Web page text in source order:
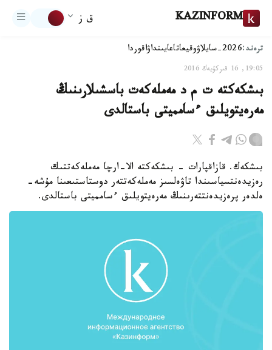
KAZINFORM ق ز
ترەند:2026-سايلاۋ وقيعاتاعايىنداۋاقوردا
19:05, 16 قىركۇيەك 2016
بىشكەكتە ت م د مەملەكەت باسشىلارىنىڭ
مەرەيتويلىق ءسامميتى باستالدى
بىشكەك. قازاقپارات - بىشكەكتە الا-ارچا مەملەكەتتىك
رەزيدەنتسياسىندا تاۋەلسىز مەملەكەتتەر دوستاستىعىنا مۇشە-
ەلدەر پرەزيدەنتتەرىنىڭ مەرەيتويلىق ءسامميتى باستالدى.